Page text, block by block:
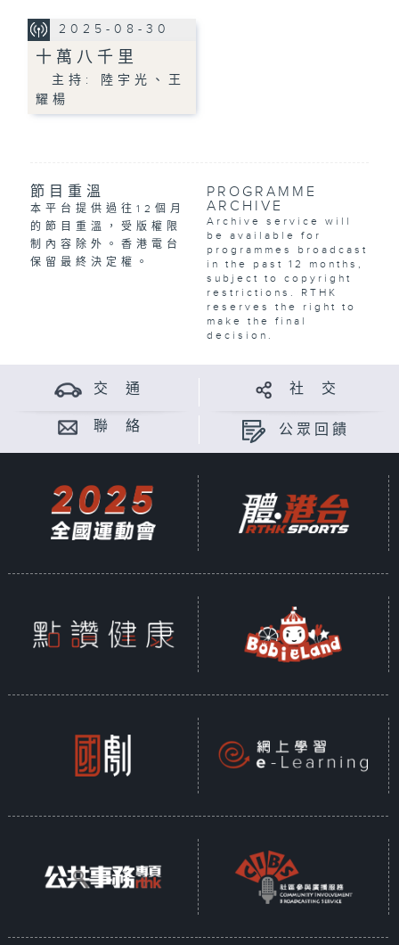
2025-08-30
十萬八千里
主持: 陸宇光、王
耀楊
節目重溫
本平台提供過往12個月
的節目重溫，受版權限
制內容除外。香港電台
保留最終決定權。
PROGRAMME
ARCHIVE
Archive service will
be available for
programmes broadcast
in the past 12 months,
subject to copyright
restrictions. RTHK
reserves the right to
make the final
decision.
交 通 社 交
聯 絡 公眾回饋